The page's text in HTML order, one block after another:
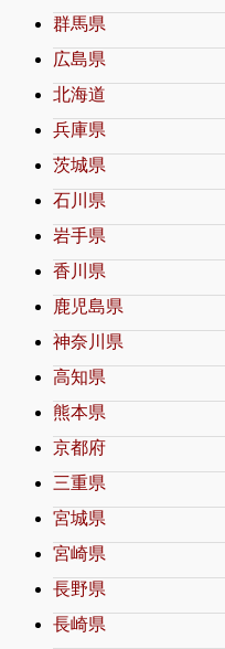
群馬県
広島県
北海道
兵庫県
茨城県
石川県
岩手県
香川県
鹿児島県
神奈川県
高知県
熊本県
京都府
三重県
宮城県
宮崎県
長野県
長崎県